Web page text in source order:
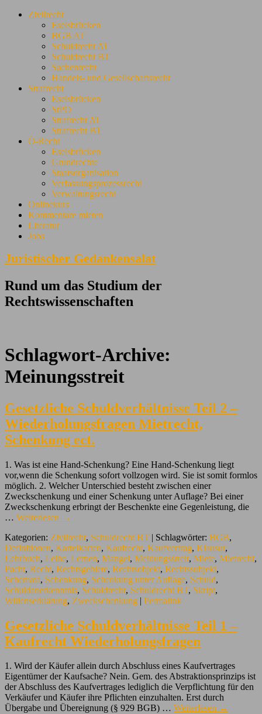
Zivilrecht
Eselsbrücken
BGB AT
Schuldrecht AT
Schuldrecht BT
Sachenrecht
Handels- und Gesellschaftsrecht
Strafrecht
Eselsbrücken
StPO
Strafrecht AT
Strafrecht BT
Ö-Recht
Eselsbrücken
Grundrechte
Staatsorganisation
Verfassungsprozessrecht
Verwaltungsrecht
Onlinekurs
Kommentare mieten
Literatur
Jobs
Juristischer Gedankensalat
Rund um das Studium der
Rechtswissenschaften
Schlagwort-Archive:
Meinungsstreit
Gesetzliche Schuldverhältnisse Teil 2 –
Wiederholungsfragen Mietrecht,
Schenkung ect.
1. Was ist eine Hand-Schenkung? Eine Hand-Schenkung liegt
vor,wenn die Schenkung sofort vollzogen wird. Sie ist somit formlos
möglich. 2. Welcher Unterschied besteht zwischen einer
Zweckschenkung und einer Schenkung unter Auflage? Bei einer
Zweckschenkung erbringt der Beschenkte eine Gegenleistung, die
… Weiterlesen →
Kategorien: Zivilrecht, Schuldrecht BT | Schlagwörter: BGB,
Definitionen, Karteikarten, Kaufrecht, Kaufvertrag, Klausur,
Lehrbuch, Leihe, Lernen, Mangel, Meinungsstreit, Miete, Mietrecht,
Pacht, Recht, Rechtsgebiete, Rechtsobjekt, Rechtssubjekt,
Schemata, Schenkung, Schenkung unter Auflage, Schuld,
Schuldanerkenntnis, Schuldrecht, Schuldrecht BT, Skript,
Willenserklärung, Zweckschenkung | Permalink
Gesetzliche Schuldverhältnisse Teil 1 –
Kaufrecht Wiederholungsfragen
1. Wird der Käufer allein durch Abschluss eines Kaufvertrages
Eigentümer der Kaufsache? Nein. Gem. des Abstraktionsprinzips ist
der Abschluss des Kaufvertrages lediglich die Verpflichtung für den
Verkäufer und Käufer ihre Pflichten einzuhalten. Erst durch
Übergabe und Übereignung (§ 929 BGB) … Weiterlesen →